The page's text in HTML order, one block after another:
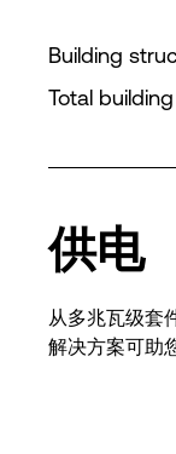
Building
Total
供电
从多兆瓦级套
解决方案可助